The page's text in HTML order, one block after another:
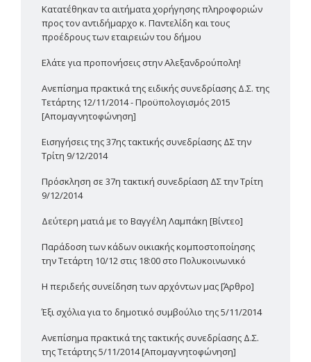
Κατατέθηκαν τα αιτήματα χορήγησης πληροφοριών
προς τον αντιδήμαρχο κ. Παντελίδη και τους
προέδρους των εταιρειών του δήμου
Ελάτε για προπονήσεις στην Αλεξανδρούπολη!
Ανεπίσημα πρακτικά της ειδικής συνεδρίασης Δ.Σ. της
Τετάρτης 12/11/2014 - Προϋπολογισμός 2015
[Απομαγνητοφώνηση]
Εισηγήσεις της 37ης τακτικής συνεδρίασης ΔΣ την
Τρίτη 9/12/2014
Πρόσκληση σε 37η τακτική συνεδρίαση ΔΣ την Τρίτη
9/12/2014
Δεύτερη ματιά με το Βαγγέλη Λαμπάκη [Βίντεο]
Παράδοση των κάδων οικιακής κομποστοποίησης
την Τετάρτη 10/12 στις 18:00 στο Πολυκοινωνικό
H περιδεής συνείδηση των αρχόντων μας [Άρθρο]
Έξι σχόλια για το δημοτικό συμβούλιο της 5/11/2014
Ανεπίσημα πρακτικά της τακτικής συνεδρίασης Δ.Σ.
της Τετάρτης 5/11/2014 [Απομαγνητοφώνηση]